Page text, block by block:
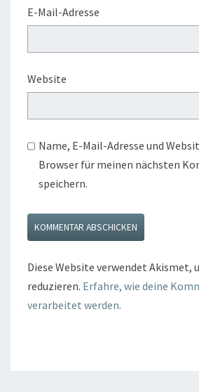
E-Mail-Adresse
Website
Name, E-Mail-Adresse und
Browser für meinen nächsten
speichern.
Diese Website verwendet Akismet,
reduzieren. Erfahre, wie deine
verarbeitet werden.